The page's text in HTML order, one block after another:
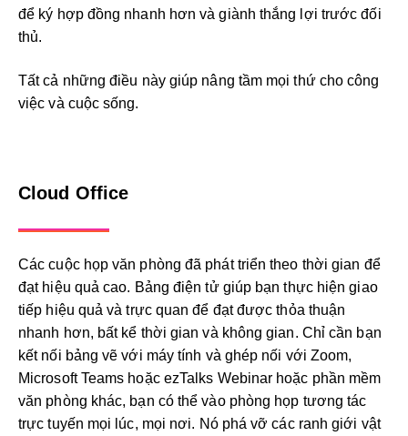
để ký hợp đồng nhanh hơn và giành thắng lợi trước đối
thủ.
Tất cả những điều này giúp nâng tầm mọi thứ cho công
việc và cuộc sống.
Cloud Office
Các cuộc họp văn phòng đã phát triển theo thời gian để
đạt hiệu quả cao. Bảng điện tử giúp bạn thực hiện giao
tiếp hiệu quả và trực quan để đạt được thỏa thuận
nhanh hơn, bất kể thời gian và không gian. Chỉ cần bạn
kết nối bảng vẽ với máy tính và ghép nối với Zoom,
Microsoft Teams hoặc ezTalks Webinar hoặc phần mềm
văn phòng khác, bạn có thể vào phòng họp tương tác
trực tuyến mọi lúc, mọi nơi. Nó phá vỡ các ranh giới vật